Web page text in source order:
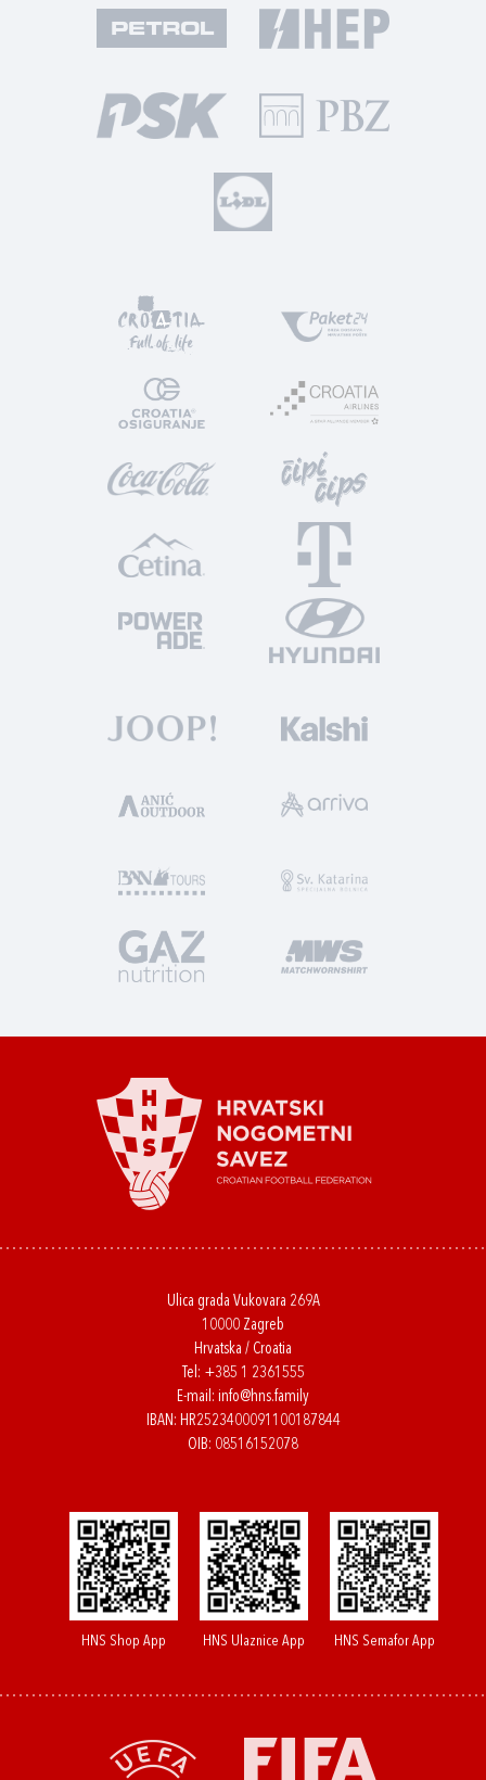
Ulica grada Vukovara 269A
10000 Zagreb
Hrvatska / Croatia
Tel: +385 1 2361555
E-mail: info@hns.family
IBAN: HR2523400091100187844
OIB: 08516152078
HNS Shop App HNS Ulaznice App HNS Semafor App